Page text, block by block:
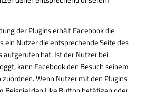
der Plugins erhält Facebook die
ein Nutzer die entsprechende Seite des
aufgerufen hat. Ist der Nutzer bei
kann Facebook den Besuch seinem
Wenn Nutzer mit den Plugins